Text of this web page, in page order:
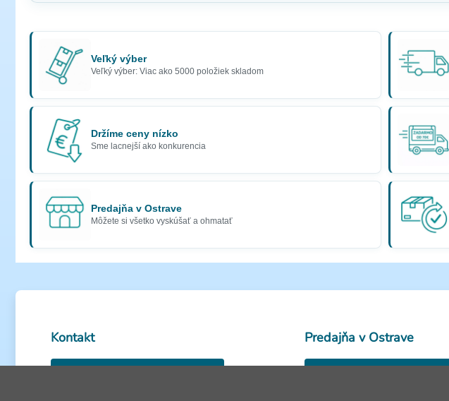
Veľký výber
Veľký výber: Viac ako 5000 položiek skladom
Držíme ceny nízko
Sme lacnejší ako konkurencia
Predajňa v Ostrave
Môžete si všetko vyskúšať a ohmatať
Kontakt Predajňa v Ostrave